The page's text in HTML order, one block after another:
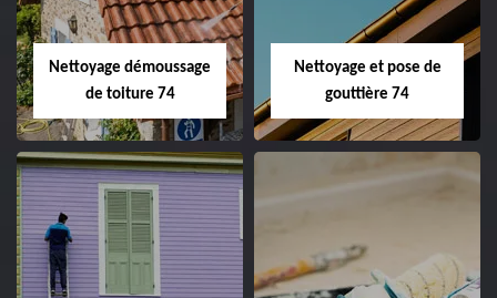
Nettoyage démoussage
de toiture 74
Nettoyage et pose de
gouttière 74